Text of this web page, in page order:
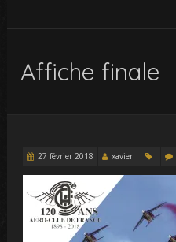
Affiche finale
27 février 2018 xavier